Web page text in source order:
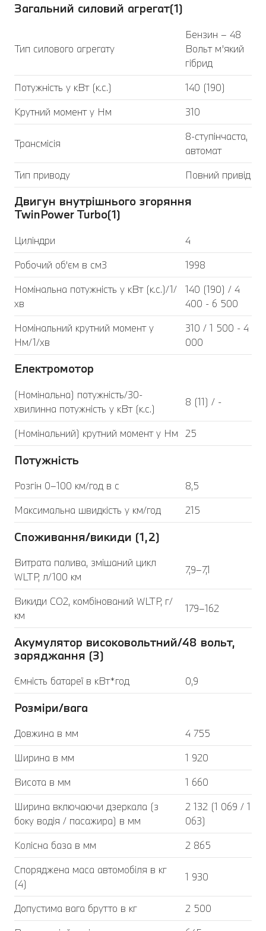
Загальний силовий агрегат(1)
Тип силового агрегату
Бензин – 48
Вольт м’який
гібрид
Потужність у кВт (к.с.)
140 (190)
Крутний момент у Нм
310
Трансмісія
8-ступінчаста,
автомат
Тип приводу
Повний привід
Двигун внутрішнього згоряння
TwinPower Turbo(1)
Циліндри
4
Робочий об'єм в см3
1998
Номінальна потужність у кВт (к.с.)/1/
хв
140 (190) / 4
400 - 6 500
Номінальний крутний момент у
Нм/1/хв
310 / 1 500 - 4
000
Електромотор
(Номінальна) потужність/30-
хвилинна потужність у кВт (к.с.)
8 (11) / -
(Номінальний) крутний момент у Нм 25
Потужність
Розгін 0–100 км/год в с
8,5
Максимальна швидкість у км/год
215
Споживання/викиди (1,2)
Витрата палива, змішаний цикл
WLTP, л/100 км
7,9–7,1
Викиди CO2, комбінований WLTP, г/
км
179–162
Акумулятор високовольтний/48 вольт,
заряджання (3)
Ємність батареї в кВт*год 0,9
Розміри/вага
Довжина в мм
4 755
Ширина в мм
1 920
Висота в мм
1 660
Ширина включаючи дзеркала (з
боку водія / пасажира) в мм
2 132 (1 069 / 1
063)
Колісна база в мм
2 865
Споряджена маса автомобіля в кг
(4)
1 930
Допустима вага брутто в кг
2 500